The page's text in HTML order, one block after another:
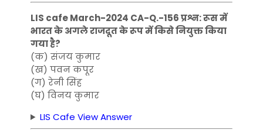
LIS cafe March-2024 CA-Q.-156 प्रश्न: रूस में
भारत के अगले राजदूत के रूप में किसे नियुक्त किया
गया है?
(क) संजय कुमार
(ख) पवन कपूर
(ग) रेनी सिंह
(घ) विनय कुमार
LIS Cafe View Answer